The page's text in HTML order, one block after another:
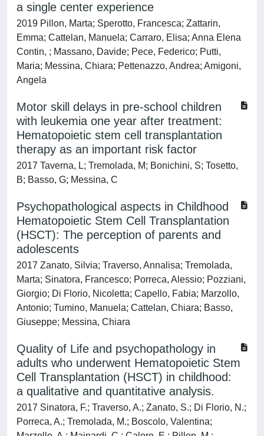
a single center experience
2019 Pillon, Marta; Sperotto, Francesca; Zattarin,
Emma; Cattelan, Manuela; Carraro, Elisa; Anna Elena
Contin, ; Massano, Davide; Pece, Federico; Putti,
Maria; Messina, Chiara; Pettenazzo, Andrea; Amigoni,
Angela
Motor skill delays in pre-school children
with leukemia one year after treatment:
Hematopoietic stem cell transplantation
therapy as an important risk factor
2017 Taverna, L; Tremolada, M; Bonichini, S; Tosetto,
B; Basso, G; Messina, C
Psychopathological aspects in Childhood
Hematopoietic Stem Cell Transplantation
(HSCT): The perception of parents and
adolescents
2017 Zanato, Silvia; Traverso, Annalisa; Tremolada,
Marta; Sinatora, Francesco; Porreca, Alessio; Pozziani,
Giorgio; Di Florio, Nicoletta; Capello, Fabia; Marzollo,
Antonio; Tumino, Manuela; Cattelan, Chiara; Basso,
Giuseppe; Messina, Chiara
Quality of Life and psychopathology in
adults who underwent Hematopoietic Stem
Cell Transplantation (HSCT) in childhood:
a qualitative and quantitative analysis.
2017 Sinatora, F.; Traverso, A.; Zanato, S.; Di Florio, N.;
Porreca, A.; Tremolada, M.; Boscolo, Valentina;